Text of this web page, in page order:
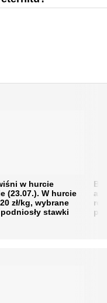
w hurcie
(23.07.). W hurcie
zł/kg, wybrane
stawki